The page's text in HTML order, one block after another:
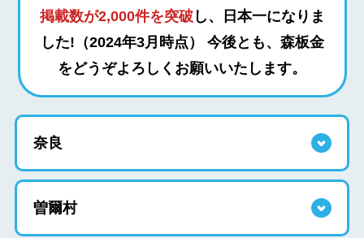
掲載数が2,000件を突破し、日本一になりま
した!（2024年3月時点）
今後とも、森板金
をどうぞよろしくお願いいたします。